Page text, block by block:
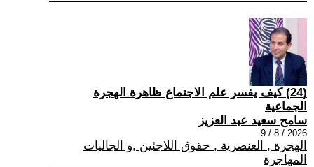
(24) كيف يفسر علم الاجتماع ظاهرة الهجرة
الجماعية
سامح سعيد عبد العزيز
2026 / 8 / 9
الهجرة , العنصرية , حقوق اللاجئين ,و الجاليات
المهاجرة